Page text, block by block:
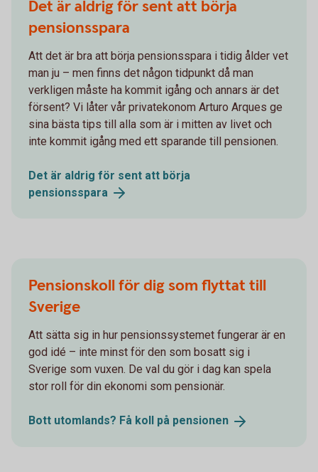
Det är aldrig för sent att börja
pensionsspara
Att det är bra att börja pensionsspara i tidig ålder vet
man ju – men finns det någon tidpunkt då man
verkligen måste ha kommit igång och annars är det
försent? Vi låter vår privatekonom Arturo Arques ge
sina bästa tips till alla som är i mitten av livet och
inte kommit igång med ett sparande till pensionen.
Det är aldrig för sent att börja
pensionsspara
Pensionskoll för dig som flyttat till
Sverige
Att sätta sig in hur pensionssystemet fungerar är en
god idé – inte minst för den som bosatt sig i
Sverige som vuxen. De val du gör i dag kan spela
stor roll för din ekonomi som pensionär.
Bott utomlands? Få koll på pensionen